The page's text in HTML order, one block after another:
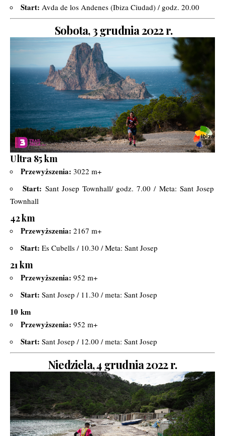
Start: Avda de los Andenes (Ibiza Ciudad) / godz. 20.00
Sobota, 3 grudnia 2022 r.
Ultra 85 km
Przewyższenia: 3022 m+
Start: Sant Josep Townhall/ godz. 7.00 / Meta: Sant Josep
Townhall
42 km
Przewyższenia: 2167 m+
Start: Es Cubells / 10.30 / Meta: Sant Josep
21 km
Przewyższenia: 952 m+
Start: Sant Josep / 11.30 / meta: Sant Josep
10 km
Przewyższenia: 952 m+
Start: Sant Josep / 12.00 / meta: Sant Josep
Niedziela, 4 grudnia 2022 r.